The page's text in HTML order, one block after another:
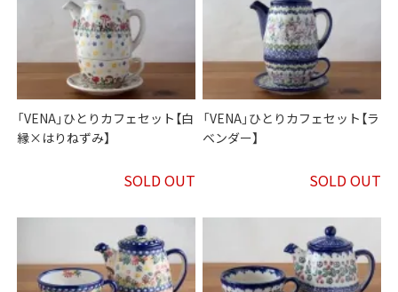
「VENA」ひとりカフェセット【白
縁×はりねずみ】
SOLD OUT
「VENA」ひとりカフェセット【ラ
ベンダー】
SOLD OUT